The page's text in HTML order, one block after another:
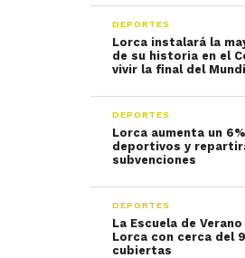
DEPORTES
Lorca instalará la
de su historia en el
vivir la final del
DEPORTES
Lorca aumenta un
deportivos y
subvenciones
DEPORTES
La Escuela de
Lorca con cerca del
cubiertas